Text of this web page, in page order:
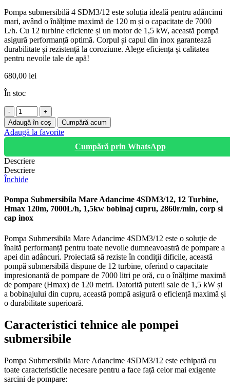
Pompa submersibilă 4 SDM3/12 este soluția ideală pentru adâncimi
mari, având o înălțime maximă de 120 m și o capacitate de 7000
L/h. Cu 12 turbine eficiente și un motor de 1,5 kW, această pompă
asigură performanță optimă. Corpul și capul din inox garantează
durabilitate și rezistență la coroziune. Alege eficiența și calitatea
pentru nevoile tale de apă!
680,00 lei
În stoc
Cantitate
Pompa
Submersibila
Mare
4SDM3/12,
12
Turbine,
Hmax
7000L/h,
1,5kw
bobinaj
2860r/min,
corp
si
cap
inox
Adaugă în coș Cumpără acum
Adaugă la favorite
Cumpără prin WhatsApp
Descriere
Descriere
Închide
Pompa Submersibila Mare Adancime 4SDM3/12, 12 Turbine,
Hmax 120m, 7000L/h, 1,5kw bobinaj cupru, 2860r/min, corp si
cap inox
Pompa Submersibila Mare Adancime 4SDM3/12 este o soluție de
înaltă performanță pentru toate nevoile dumneavoastră de pompare a
apei din adâncuri. Proiectată să reziste în condiții dificile, această
pompă submersibilă dispune de 12 turbine, oferind o capacitate
impresionantă de pompare de 7000 litri pe oră, cu o înălțime maximă
de pompare (Hmax) de 120 metri. Datorită puterii sale de 1,5 kW și
a bobinajului din cupru, această pompă asigură o eficiență maximă și
o durabilitate superioară.
Caracteristici tehnice ale pompei
submersibile
Pompa Submersibila Mare Adancime 4SDM3/12 este echipată cu
toate caracteristicile necesare pentru a face față celor mai exigente
sarcini de pompare: